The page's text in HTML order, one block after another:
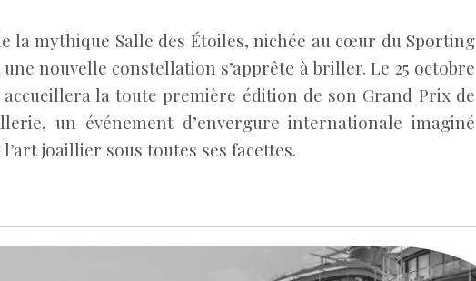
la mythique Salle des Étoiles, nichée au cœur du Sporting
nouvelle constellation s’apprête à briller. Le 25 octobre
accueillera la toute première édition de son Grand Prix de
un événement d’envergure internationale imaginé
joaillier sous toutes ses facettes.